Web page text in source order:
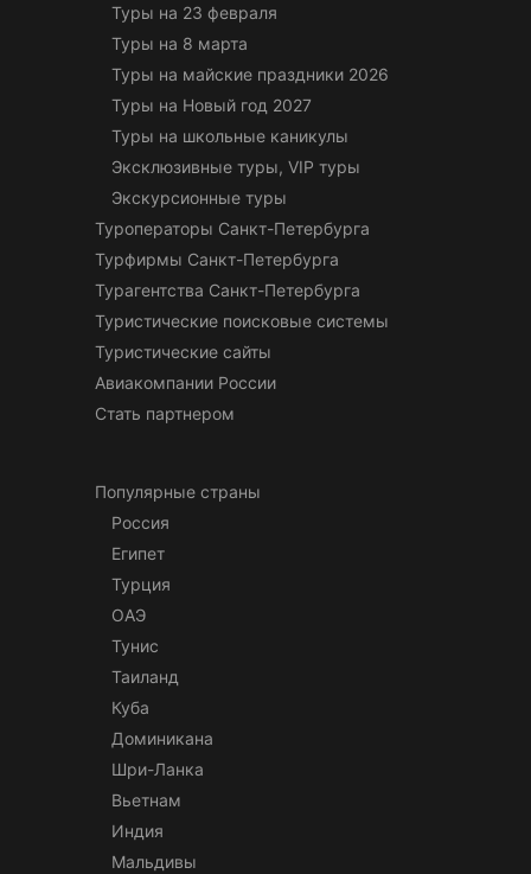
Туры на 23 февраля
Туры на 8 марта
Туры на майские праздники 2026
Туры на Новый год 2027
Туры на школьные каникулы
Эксклюзивные туры, VIP туры
Экскурсионные туры
Туроператоры Санкт-Петербурга
Турфирмы Санкт-Петербурга
Турагентства Санкт-Петербурга
Туристические поисковые системы
Туристические сайты
Авиакомпании России
Стать партнером
Популярные страны
Россия
Египет
Турция
ОАЭ
Тунис
Таиланд
Куба
Доминикана
Шри-Ланка
Вьетнам
Индия
Мальдивы